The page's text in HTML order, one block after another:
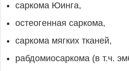
саркома Юинга,
остеогенная саркома,
саркома мягких тканей,
рабдомиосаркома (в т.ч.